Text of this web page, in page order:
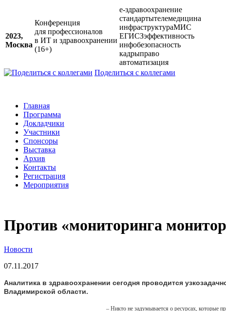
2023,
Москва
Конференция
для профессионалов
в ИТ и здравоохранении
(16+)
е-здравоохранение
стандартытелемедицина
инфраструктураМИС
ЕГИСЗэффективность
инфобезопасность
кадрыправо
автоматизация
Поделиться с коллегами
Главная
Программа
Докладчики
Участники
Спонсоры
Выставка
Архив
Контакты
Регистрация
Мероприятия
Против «мониторинга
Новости
07.11.2017
Аналитика в здравоохранении сегодня проводится
Владимирской области.
– Никто не задумывается о ресурсах, которые